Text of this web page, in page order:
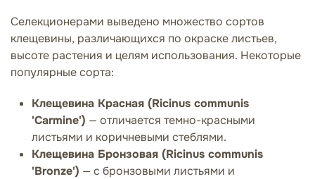
Селекционерами выведено множество сортов
клещевины, различающихся по окраске листьев,
высоте растения и целям использования. Некоторые
популярные сорта:
Клещевина Красная (Ricinus communis
'Carmine') — отличается темно-красными
листьями и коричневыми стеблями.
Клещевина Бронзовая (Ricinus communis
'Bronze') — с бронзовыми листьями и